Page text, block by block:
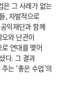
은 그 사례가 없는
, 자발적으로
익재단과 함께
와 난관이
연대를 맺어
다. 그 결과
는 ‘좋은 수업’의